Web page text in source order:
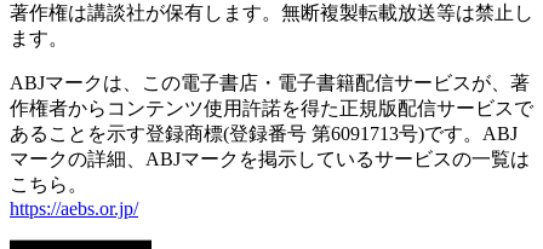
著作権は講談社が保有します。無断複製転載放送等は禁止し
ます。
ABJマークは、この電子書店・電子書籍配信サービスが、著
作権者からコンテンツ使用許諾を得た正規版配信サービスで
あることを示す登録商標(登録番号 第6091713号)です。ABJ
マークの詳細、ABJマークを掲示しているサービスの一覧は
こちら。
https://aebs.or.jp/